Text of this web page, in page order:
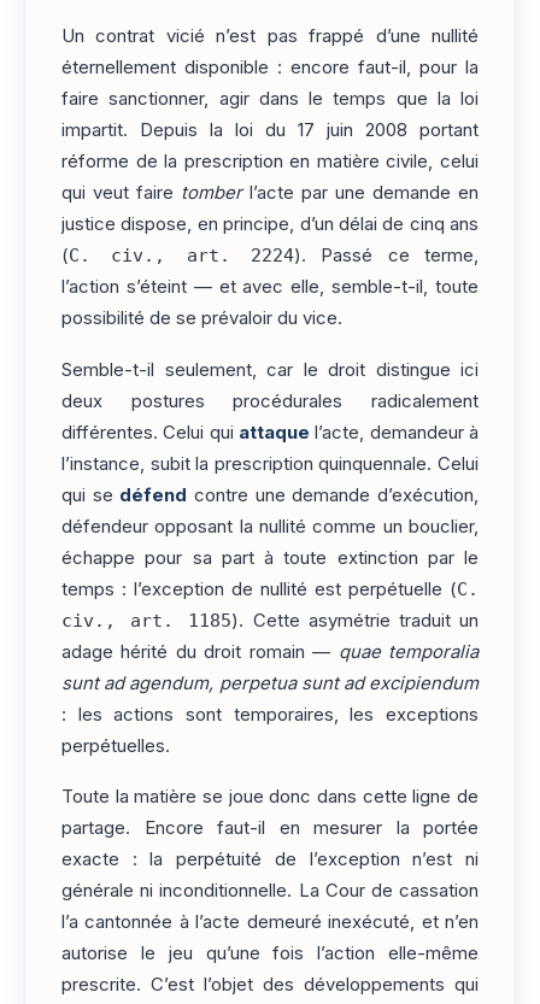
Un contrat vicié n’est pas frappé d’une nullité
éternellement disponible : encore faut-il, pour la
faire sanctionner, agir dans le temps que la loi
impartit. Depuis la loi du 17 juin 2008 portant
réforme de la prescription en matière civile, celui
qui veut faire tomberl’acte par une demande en
justice dispose, en principe, d’un délai de cinq ans
(C. civ., art. 2224). Passé ce terme,
l’action s’éteint — et avec elle, semble-t-il, toute
possibilité de se prévaloir du vice.
Semble-t-il seulement, car le droit distingue ici
deux postures procédurales radicalement
différentes. Celui qui attaque l’acte, demandeur à
l’instance, subit la prescription quinquennale. Celui
qui se défend contre une demande d’exécution,
défendeur opposant la nullité comme un bouclier,
échappe pour sa part à toute extinction par le
temps : l’exception de nullité est perpétuelle (C.
civ., art. 1185). Cette asymétrie traduit un
adage hérité du droit romain — quae temporalia
sunt ad agendum, perpetua sunt ad excipiendum
: les actions sont temporaires, les exceptions
perpétuelles.
Toute la matière se joue donc dans cette ligne de
partage. Encore faut-il en mesurer la portée
exacte : la perpétuité de l’exception n’est ni
générale ni inconditionnelle. La Cour de cassation
l’a cantonnée à l’acte demeuré inexécuté, et n’en
autorise le jeu qu’une fois l’action elle-même
prescrite. C’est l’objet des développements qui